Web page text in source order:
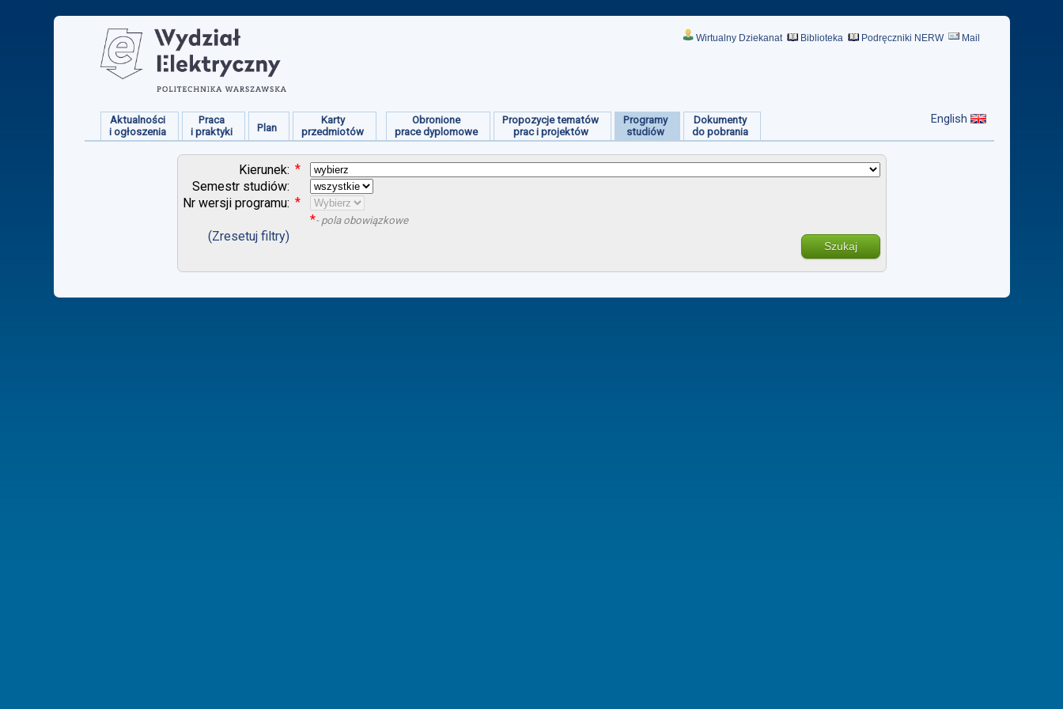
Wirtualny Dziekanat Biblioteka Podręczniki NERW Mail
Aktualności
i ogłoszenia
Praca
i praktyki
Plan
Karty
przedmiotów
Obronione
prace dyplomowe
Propozycje tematów
prac i projektów
Programy
studiów
Dokumenty
do pobrania
English
Kierunek: *
Semestr studiów:
Nr wersji programu: *
*- pola obowiązkowe
(Zresetuj filtry)